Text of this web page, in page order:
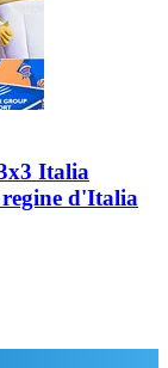
Italia
d'Italia